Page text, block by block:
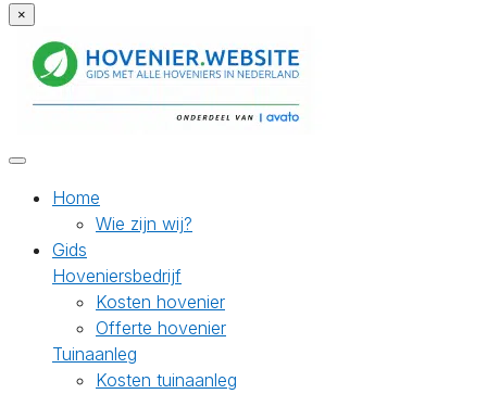
×
Home
Wie zijn wij?
Gids
Hoveniersbedrijf
Kosten hovenier
Offerte hovenier
Tuinaanleg
Kosten tuinaanleg